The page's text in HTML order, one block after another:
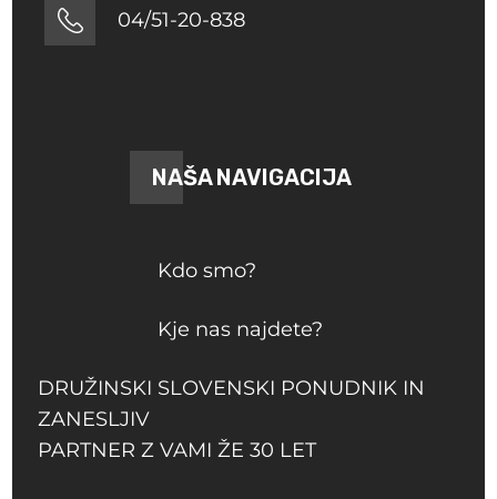
04/51-20-838
NAŠA NAVIGACIJA
Kdo smo?
Kje nas najdete?
DRUŽINSKI SLOVENSKI PONUDNIK IN
ZANESLJIV
PARTNER Z VAMI ŽE 30 LET